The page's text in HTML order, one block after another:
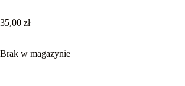
35,00 zł
Brak w magazynie